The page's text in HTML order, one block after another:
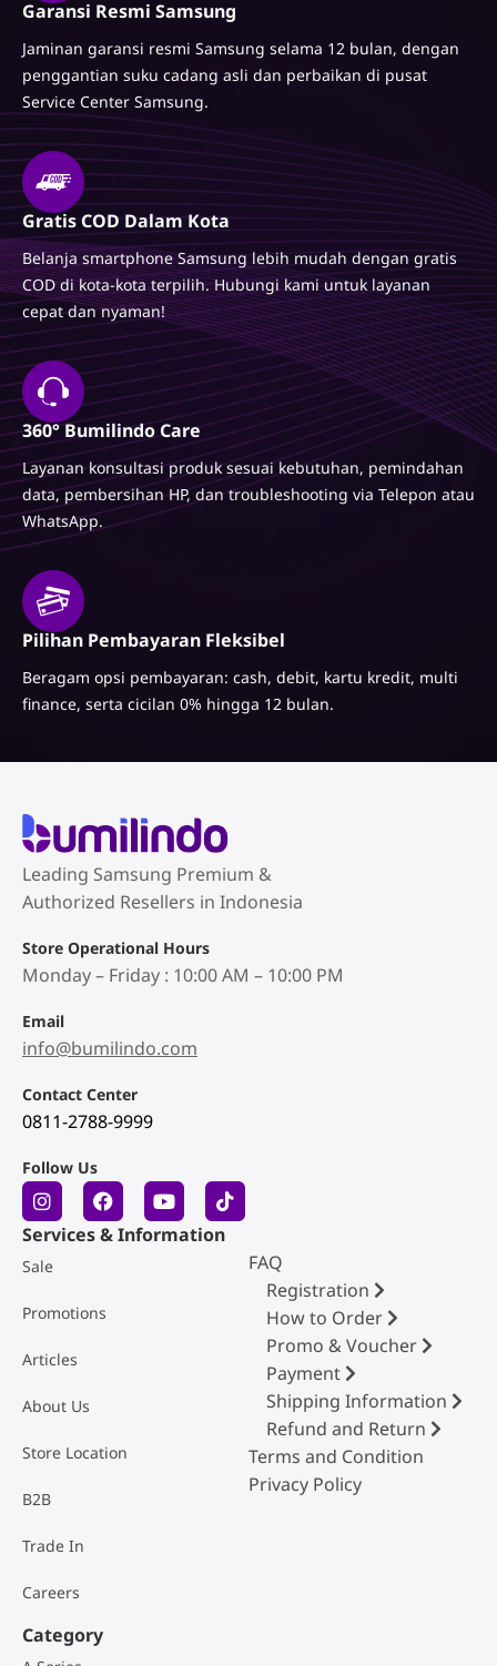
Garansi Resmi Samsung
Jaminan garansi resmi Samsung selama 12 bulan, dengan
penggantian suku cadang asli dan perbaikan di pusat
Service Center Samsung.
Gratis COD Dalam Kota
Belanja smartphone Samsung lebih mudah dengan gratis
COD di kota-kota terpilih. Hubungi kami untuk layanan
cepat dan nyaman!
360° Bumilindo Care
Layanan konsultasi produk sesuai kebutuhan, pemindahan
data, pembersihan HP, dan troubleshooting via Telepon atau
WhatsApp.
Pilihan Pembayaran Fleksibel
Beragam opsi pembayaran: cash, debit, kartu kredit, multi
finance, serta cicilan 0% hingga 12 bulan.
Leading Samsung Premium &
Authorized Resellers in Indonesia
Store Operational Hours
Monday – Friday : 10:00 AM – 10:00 PM
Email
info@bumilindo.com
Contact Center
0811-2788-9999
Follow Us
Services & Information
Sale
Promotions
Articles
About Us
Store Location
B2B
Trade In
Careers
FAQ
Registration
How to Order
Promo & Voucher
Payment
Shipping Information
Refund and Return
Terms and Condition
Privacy Policy
Category